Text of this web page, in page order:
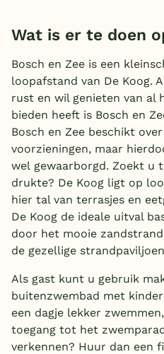
Wat is er te doen
Bosch en Zee is een
loopafstand van De Koog.
rust en wil genieten van al
bieden heeft is Bosch en
Bosch en Zee beschikt
voorzieningen, maar
wel gewaarborgd. Zoekt u
drukte? De Koog ligt op
hier tal van terrasjes en
De Koog de ideale uitval
door het mooie
de gezellige
Als gast kunt u gebruik
buitenzwembad met
een dagje lekker
toegang tot het
verkennen? Huur dan een